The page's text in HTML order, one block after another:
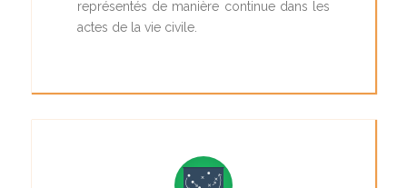
représentés de manière continue dans les
actes de la vie civile.